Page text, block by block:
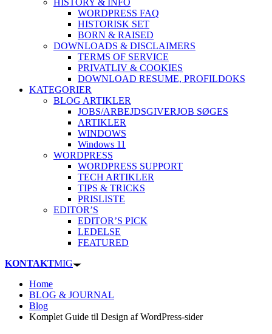
WORDPRESS FAQ
HISTORISK SET
BORN & RAISED
DOWNLOADS & DISCLAIMERS
TERMS OF SERVICE
PRIVATLIV & COOKIES
DOWNLOAD RESUME, PROFILDOKS
KATEGORIER
BLOG ARTIKLER
JOBS/ARBEJDSGIVERJOB SØGES
ARTIKLER
WINDOWS
Windows 11
WORDPRESS
WORDPRESS SUPPORT
TECH ARTIKLER
TIPS & TRICKS
PRISLISTE
EDITOR’S
EDITOR’S PICK
LEDELSE
FEATURED
KONTAKTMIG
Home
BLOG & JOURNAL
Blog
Komplet Guide til Design af WordPress-sider